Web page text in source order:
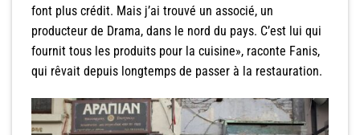
font plus crédit. Mais j’ai trouvé un associé, un
producteur de Drama, dans le nord du pays. C’est lui qui
fournit tous les produits pour la cuisine», raconte Fanis,
qui rêvait depuis longtemps de passer à la restauration.